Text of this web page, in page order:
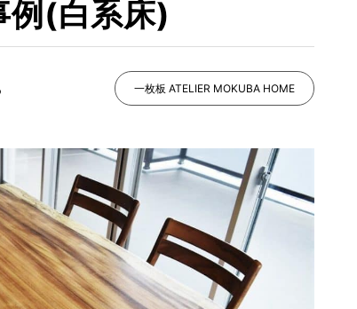
ギャラリー
ャラリー
田ギャラリー
レット神戸店
ャラリー【本店】
ャラリー
ンラインストア
納品事例
納品事例（住宅・イ
納品事例（店舗・オ
コーディネート集
INFORMATION
NEWS
EVENT
BLOG
例(白系床)
一枚板 ATELIER MOKUBA HOME